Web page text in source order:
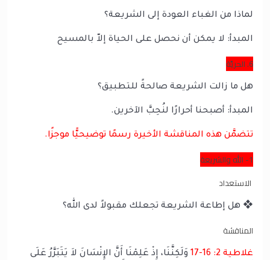
لماذا من الغباء العودة إلى الشريعة؟
المبدأ: لا يمكن أن نحصل على الحياة إلاّ بالمسيح
6. الحريَّة
هل ما زالت الشريعة صالحةً للتطبيق؟
المبدأ: أصبحنا أحرارًا لنُحِبَّ الآخرين.
تتضمَّن هذه المناقشة الأخيرة رسمًا توضيحيًّا موجزًا.
1- الله والشريعة
الاستعداد
❖ هل إطاعة الشريعة تجعلك مقبولاً لدى الله؟
المناقشة
غلاطية 2: 16-17
وَلَكِنَّنَا، إِذْ عَلِمْنَا أَنَّ الإِنْسَانَ لاَ يَتَبَرَّرُ عَلَى